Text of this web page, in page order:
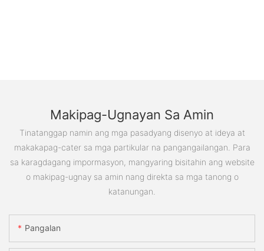
Makipag-Ugnayan Sa Amin
Tinatanggap namin ang mga pasadyang disenyo at ideya at
makakapag-cater sa mga partikular na pangangailangan. Para
sa karagdagang impormasyon, mangyaring bisitahin ang website
o makipag-ugnay sa amin nang direkta sa mga tanong o
katanungan.
Pangalan